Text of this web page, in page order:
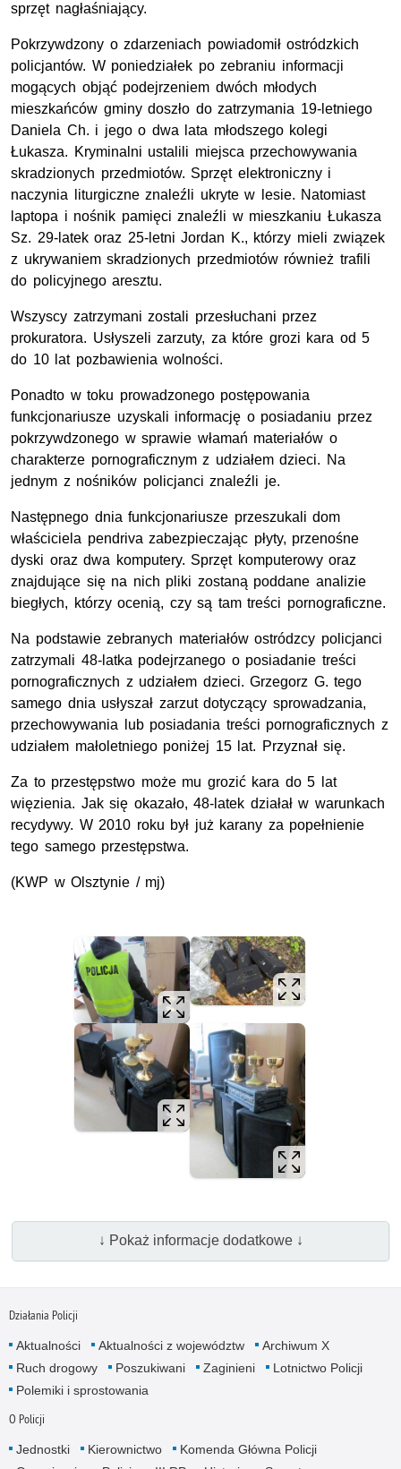
sprzęt nagłaśniający.
Pokrzywdzony o zdarzeniach powiadomił ostródzkich
policjantów. W poniedziałek po zebraniu informacji
mogących objąć podejrzeniem dwóch młodych
mieszkańców gminy doszło do zatrzymania 19-letniego
Daniela Ch. i jego o dwa lata młodszego kolegi
Łukasza. Kryminalni ustalili miejsca przechowywania
skradzionych przedmiotów. Sprzęt elektroniczny i
naczynia liturgiczne znaleźli ukryte w lesie. Natomiast
laptopa i nośnik pamięci znaleźli w mieszkaniu Łukasza
Sz. 29-latek oraz 25-letni Jordan K., którzy mieli związek
z ukrywaniem skradzionych przedmiotów również trafili
do policyjnego aresztu.
Wszyscy zatrzymani zostali przesłuchani przez
prokuratora. Usłyszeli zarzuty, za które grozi kara od 5
do 10 lat pozbawienia wolności.
Ponadto w toku prowadzonego postępowania
funkcjonariusze uzyskali informację o posiadaniu przez
pokrzywdzonego w sprawie włamań materiałów o
charakterze pornograficznym z udziałem dzieci. Na
jednym z nośników policjanci znaleźli je.
Następnego dnia funkcjonariusze przeszukali dom
właściciela pendriva zabezpieczając płyty, przenośne
dyski oraz dwa komputery. Sprzęt komputerowy oraz
znajdujące się na nich pliki zostaną poddane analizie
biegłych, którzy ocenią, czy są tam treści pornograficzne.
Na podstawie zebranych materiałów ostródzcy policjanci
zatrzymali 48-latka podejrzanego o posiadanie treści
pornograficznych z udziałem dzieci. Grzegorz G. tego
samego dnia usłyszał zarzut dotyczący sprowadzania,
przechowywania lub posiadania treści pornograficznych z
udziałem małoletniego poniżej 15 lat. Przyznał się.
Za to przestępstwo może mu grozić kara do 5 lat
więzienia. Jak się okazało, 48-latek działał w warunkach
recydywy. W 2010 roku był już karany za popełnienie
tego samego przestępstwa.
(KWP w Olsztynie / mj)
↓ Pokaż informacje dodatkowe ↓
Działania Policji
Aktualności Aktualności z województw
Archiwum X
Ruch drogowy
Poszukiwani Zaginieni
Lotnictwo Policji
Polemiki i sprostowania
O Policji
Jednostki Kierownictwo
Komenda Główna Policji